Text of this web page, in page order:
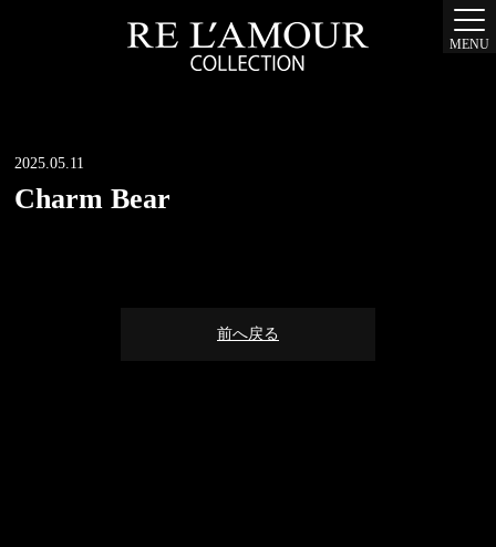
MENU
2025.05.11
Charm Bear
前へ戻る